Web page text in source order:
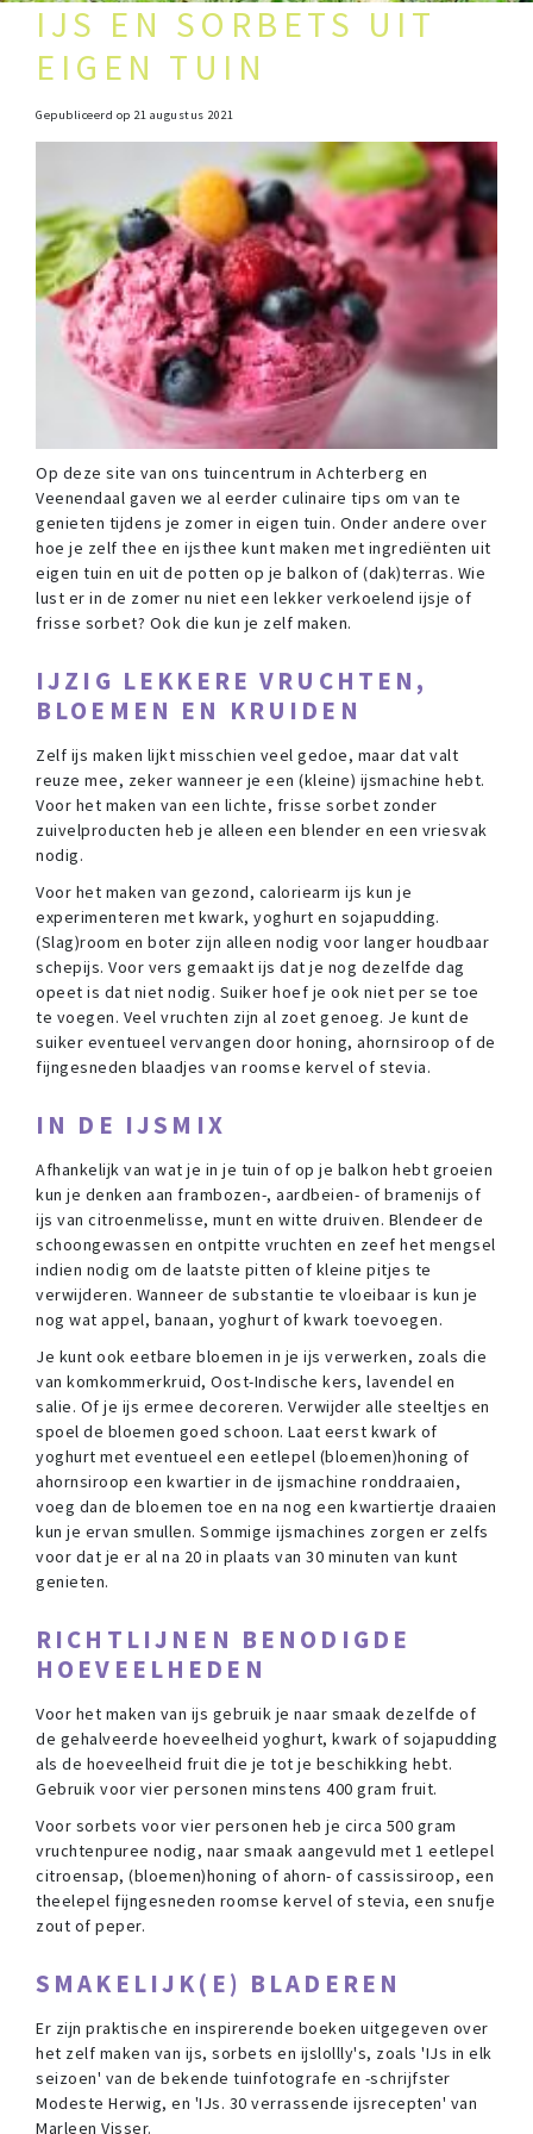
IJS EN SORBETS UIT
EIGEN TUIN
Gepubliceerd op 21 augustus 2021
Op deze site van ons tuincentrum in Achterberg en
Veenendaal gaven we al eerder culinaire tips om van te
genieten tijdens je zomer in eigen tuin. Onder andere over
hoe je zelf thee en ijsthee kunt maken met ingrediënten uit
eigen tuin en uit de potten op je balkon of (dak)terras. Wie
lust er in de zomer nu niet een lekker verkoelend ijsje of
frisse sorbet? Ook die kun je zelf maken.
IJZIG LEKKERE VRUCHTEN,
BLOEMEN EN KRUIDEN
Zelf ijs maken lijkt misschien veel gedoe, maar dat valt
reuze mee, zeker wanneer je een (kleine) ijsmachine hebt.
Voor het maken van een lichte, frisse sorbet zonder
zuivelproducten heb je alleen een blender en een vriesvak
nodig.
Voor het maken van gezond, caloriearm ijs kun je
experimenteren met kwark, yoghurt en sojapudding.
(Slag)room en boter zijn alleen nodig voor langer houdbaar
schepijs. Voor vers gemaakt ijs dat je nog dezelfde dag
opeet is dat niet nodig. Suiker hoef je ook niet per se toe
te voegen. Veel vruchten zijn al zoet genoeg. Je kunt de
suiker eventueel vervangen door honing, ahornsiroop of de
fijngesneden blaadjes van roomse kervel of stevia.
IN DE IJSMIX
Afhankelijk van wat je in je tuin of op je balkon hebt groeien
kun je denken aan frambozen-, aardbeien- of bramenijs of
ijs van citroenmelisse, munt en witte druiven. Blendeer de
schoongewassen en ontpitte vruchten en zeef het mengsel
indien nodig om de laatste pitten of kleine pitjes te
verwijderen. Wanneer de substantie te vloeibaar is kun je
nog wat appel, banaan, yoghurt of kwark toevoegen.
Je kunt ook eetbare bloemen in je ijs verwerken, zoals die
van komkommerkruid, Oost-Indische kers, lavendel en
salie. Of je ijs ermee decoreren. Verwijder alle steeltjes en
spoel de bloemen goed schoon. Laat eerst kwark of
yoghurt met eventueel een eetlepel (bloemen)honing of
ahornsiroop een kwartier in de ijsmachine ronddraaien,
voeg dan de bloemen toe en na nog een kwartiertje draaien
kun je ervan smullen. Sommige ijsmachines zorgen er zelfs
voor dat je er al na 20 in plaats van 30 minuten van kunt
genieten.
RICHTLIJNEN BENODIGDE
HOEVEELHEDEN
Voor het maken van ijs gebruik je naar smaak dezelfde of
de gehalveerde hoeveelheid yoghurt, kwark of sojapudding
als de hoeveelheid fruit die je tot je beschikking hebt.
Gebruik voor vier personen minstens 400 gram fruit.
Voor sorbets voor vier personen heb je circa 500 gram
vruchtenpuree nodig, naar smaak aangevuld met 1 eetlepel
citroensap, (bloemen)honing of ahorn- of cassissiroop, een
theelepel fijngesneden roomse kervel of stevia, een snufje
zout of peper.
SMAKELIJK(E) BLADEREN
Er zijn praktische en inspirerende boeken uitgegeven over
het zelf maken van ijs, sorbets en ijslollly's, zoals 'IJs in elk
seizoen' van de bekende tuinfotografe en -schrijfster
Modeste Herwig, en 'IJs. 30 verrassende ijsrecepten' van
Marleen Visser.